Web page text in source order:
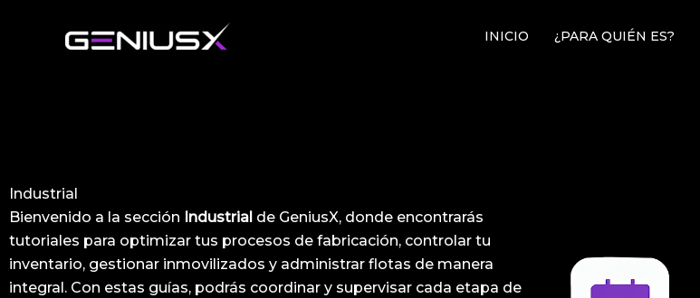
INICIO ¿PARA QUIÉN ES?
Industrial
Bienvenido a la sección Industrial de GeniusX, donde encontrarás
tutoriales para optimizar tus procesos de fabricación, controlar tu
inventario, gestionar inmovilizados y administrar flotas de manera
integral. Con estas guías, podrás coordinar y supervisar cada etapa de